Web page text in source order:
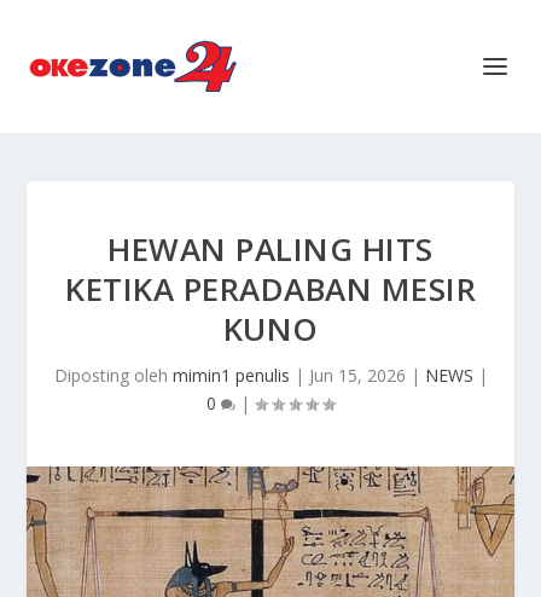
HEWAN PALING HITS
KETIKA PERADABAN MESIR
KUNO
Diposting oleh mimin1 penulis | Jun 15, 2026 | NEWS |
0
|